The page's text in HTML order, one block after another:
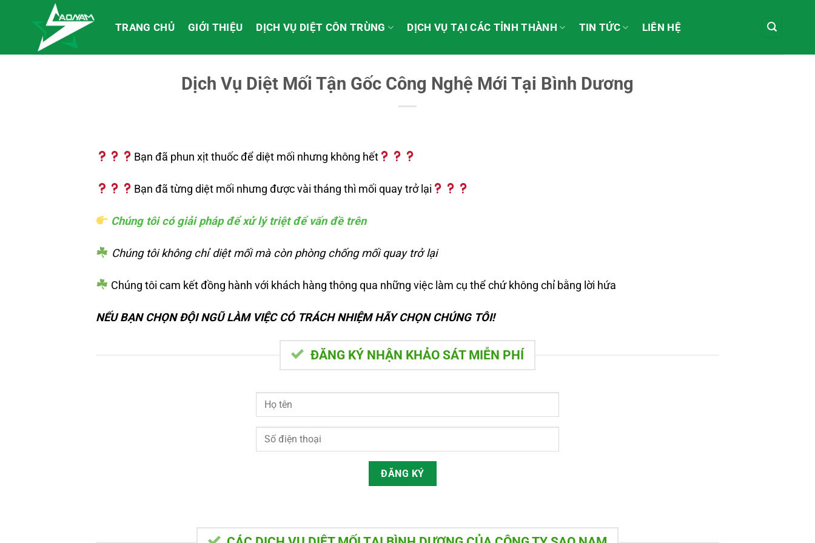
dung
TRANG CHỦ GIỚI THIỆU DỊCH VỤ DIỆT CÔN TRÙNG DỊCH VỤ TẠI CÁC TỈNH THÀNH TIN TỨC LIÊN HỆ
Dịch Vụ Diệt Mối Tận Gốc Công Nghệ Mới Tại Bình Dương
Bạn đã phun xịt thuốc để diệt mối nhưng không hết
Bạn đã từng diệt mối nhưng được vài tháng thì mối quay trở lại
Chúng tôi có giải pháp để xử lý triệt để vấn đề trên
Chúng tôi không chỉ diệt mối mà còn phòng chống mối quay trở lại
Chúng tôi cam kết đồng hành với khách hàng thông qua những việc làm cụ thể chứ không chỉ bằng lời hứa
NẾU BẠN CHỌN ĐỘI NGŨ LÀM VIỆC CÓ TRÁCH NHIỆM HÃY CHỌN CHÚNG TÔI!
ĐĂNG KÝ NHẬN KHẢO SÁT MIỄN PHÍ